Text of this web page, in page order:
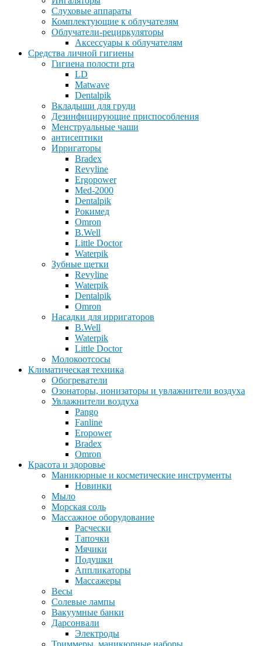
Слуховые аппараты
Комплектующие к облучателям
Облучатели-рециркуляторы
Аксессуары к облучателям
Средства личной гигиены
Гигиена полости рта
LD
Matwave
Dentalpik
Вкладыши для груди
Дезинфицирующие приспособления
Менструальные чаши
антисептики
Ирригаторы
Bradex
Revyline
Ergopower
Med-2000
Dentalpik
Рокимед
Omron
B.Well
Little Doctor
Waterpik
Зубные щетки
Revyline
Waterpik
Dentalpik
Omron
Насадки для ирригаторов
B.Well
Waterpik
Little Doctor
Молокоотсосы
Климатическая техника
Обогреватели
Озонаторы, ионизаторы и увлажнители воздуха
Увлажнители воздуха
Pango
Fanline
Eropower
Bradex
Omron
Красота и здоровье
Маникюрные и косметические инструменты
Новинки
Мыло
Морская соль
Массажное оборудование
Расчески
Тапочки
Мячики
Подушки
Аппликаторы
Массажеры
Весы
Солевые лампы
Вакуумные банки
Дарсонвали
Электроды
Триммеры, маникюрные наборы